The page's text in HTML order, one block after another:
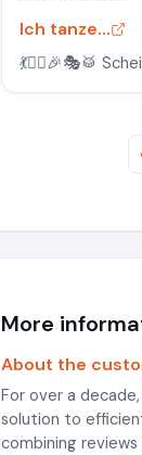
Ich tanze...
💃👯‍♂️🎉🎭🥁
More
About the
For over a
solution to
combining reviews